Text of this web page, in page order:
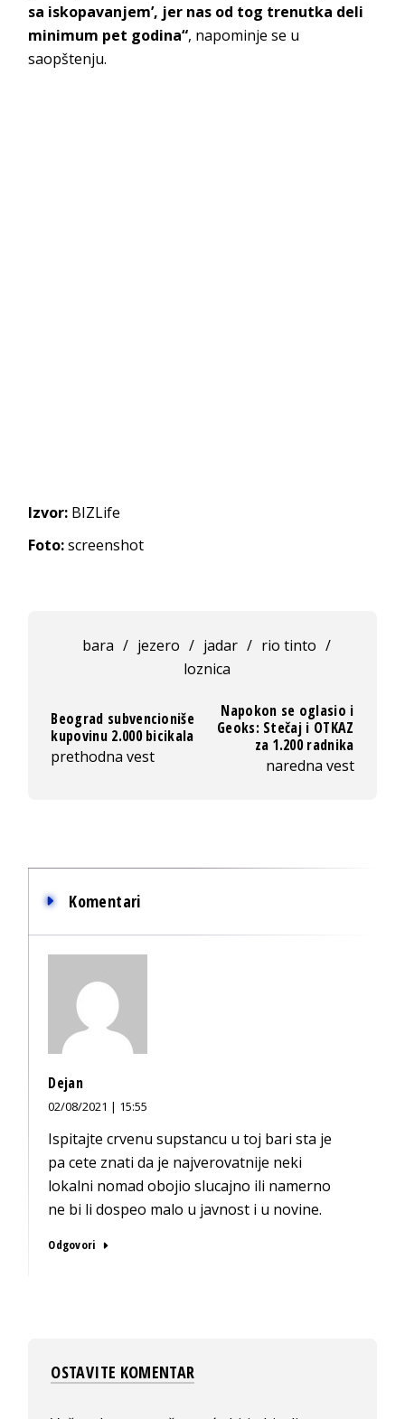
sa iskopavanjem’, jer nas od tog trenutka deli
minimum pet godina“, napominje se u
saopštenju.
Izvor: BIZLife
Foto:screenshot
bara / jezero / jadar / rio tinto /
loznica
Beograd subvencioniše
kupovinu 2.000 bicikala
prethodna vest
Napokon se oglasio i
Geoks: Stečaj i OTKAZ
za 1.200 radnika
naredna vest
Komentari
Dejan
02/08/2021 | 15:55
Ispitajte crvenu supstancu u toj bari sta je
pa cete znati da je najverovatnije neki
lokalni nomad obojio slucajno ili namerno
ne bi li dospeo malo u javnost i u novine.
Odgovori
OSTAVITE KOMENTAR